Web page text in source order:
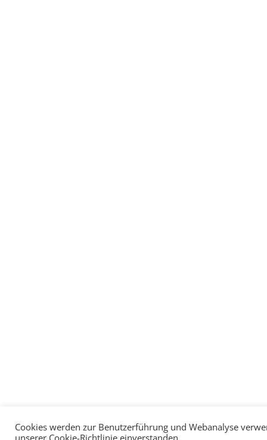
Cookies werden zur Benutzerführung und Webanalyse
unserer Cookie-Richtlinie einverstanden.